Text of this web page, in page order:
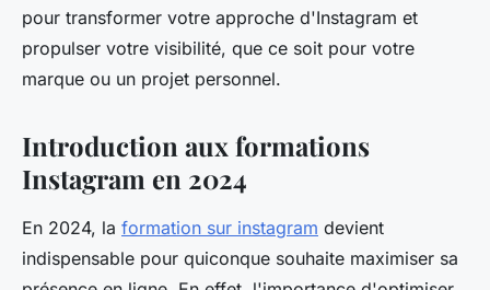
pour transformer votre approche d'Instagram et
propulser votre visibilité, que ce soit pour votre
marque ou un projet personnel.
Introduction aux formations
Instagram en 2024
En 2024, la formation sur instagram devient
indispensable pour quiconque souhaite maximiser sa